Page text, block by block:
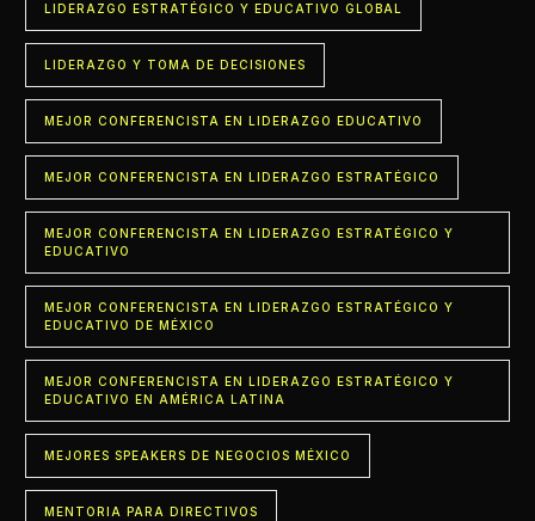
LIDERAZGO ESTRATÉGICO Y EDUCATIVO GLOBAL
LIDERAZGO Y TOMA DE DECISIONES
MEJOR CONFERENCISTA EN LIDERAZGO EDUCATIVO
MEJOR CONFERENCISTA EN LIDERAZGO ESTRATÉGICO
MEJOR CONFERENCISTA EN LIDERAZGO ESTRATÉGICO Y
EDUCATIVO
MEJOR CONFERENCISTA EN LIDERAZGO ESTRATÉGICO Y
EDUCATIVO DE MÉXICO
MEJOR CONFERENCISTA EN LIDERAZGO ESTRATÉGICO Y
EDUCATIVO EN AMÉRICA LATINA
MEJORES SPEAKERS DE NEGOCIOS MÉXICO
MENTORIA PARA DIRECTIVOS